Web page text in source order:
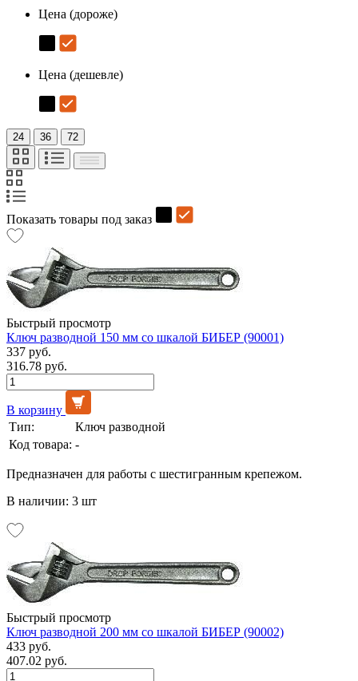
Цена (дороже)
Цена (дешевле)
24 36 72
Показать товары под заказ
Быстрый просмотр
Ключ разводной 150 мм со шкалой БИБЕР (90001)
337 руб.
316.78 руб.
В корзину
Тип:
Ключ разводной
Код товара: -
Предназначен для работы с шестигранным крепежом.
В наличии: 3 шт
Быстрый просмотр
Ключ разводной 200 мм со шкалой БИБЕР (90002)
433 руб.
407.02 руб.